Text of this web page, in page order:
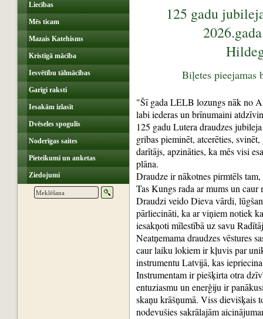
Liecības
Mēs ticam
Mazais Katehisms
Kristīgā mācība
Iesvētību tālmācības
Garīgi raksti
Iesakām izlasīt
Dvēseles spogulis
Noderīgas saites
Pieteikumi un anketas
Ziedojumi
1‌‌25 gadu
Biļetes pieejamas
"Šī gada LELB lozungs nāk no
labi iederas un brīnumaini
125 gadu Lutera draudzes
gribas pieminēt, atcerēties,
darītājs, apzināties, ka mēs visi
plāna.
Draudze ir nākotnes pirmtēls
Tas Kungs rada ar mums un caur
Draudzi veido Dieva vārdi,
pārliecināti, ka ar viņiem notiek
iesakņoti mīlestībā uz savu
Neatņemama draudzes vēstures
caur laiku lokiem ir kļuvis par
instrumentu Latvijā, kas
Instrumentam ir piešķirta otra
entuziasmu un enerģiju ir
skaņu krāšņumā. Viss dievišķais
nodevušies sakrālajām